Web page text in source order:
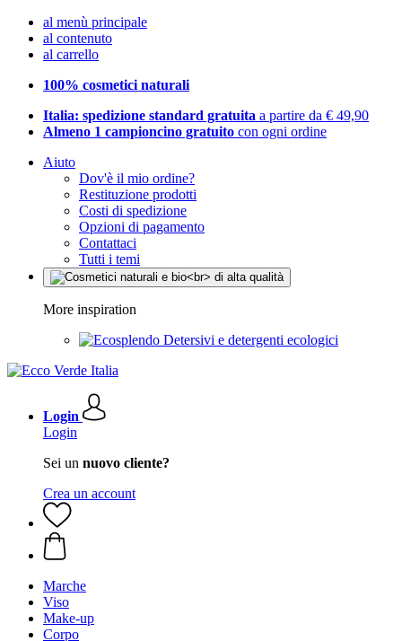
al menù principale
al contenuto
al carrello
100% cosmetici naturali
Italia: spedizione standard gratuita a partire da € 49,90
Almeno 1 campioncino gratuito con ogni ordine
Aiuto
Dov'è il mio ordine?
Restituzione prodotti
Costi di spedizione
Opzioni di pagamento
Contattaci
Tutti i temi
More inspiration
Detersivi e detergenti ecologici
Login
Login
Sei un nuovo cliente?
Crea un account
Marche
Viso
Make-up
Corpo